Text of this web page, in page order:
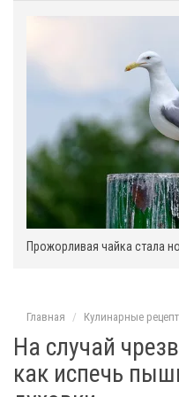
Прожорливая чайка стала
Главная Кулинарные
На случай
как испечь